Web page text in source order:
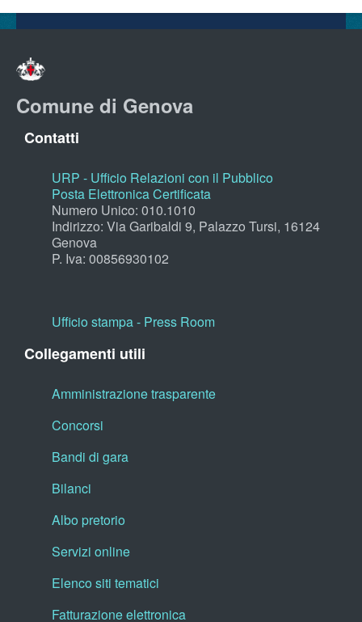
Comune di Genova
Contatti
URP - Ufficio Relazioni con il Pubblico
Posta Elettronica Certificata
Numero Unico: 010.1010
Indirizzo: Via Garibaldi 9, Palazzo Tursi, 16124
Genova
P. Iva: 00856930102
Ufficio stampa - Press Room
Collegamenti utili
Amministrazione trasparente
Concorsi
Bandi di gara
Bilanci
Albo pretorio
Servizi online
Elenco siti tematici
Fatturazione elettronica